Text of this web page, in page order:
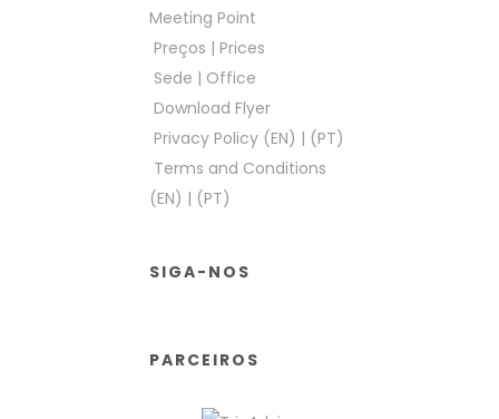
Meeting Point
Preços | Prices
Sede | Office
Download Flyer
Privacy Policy (EN) | (PT)
Terms and Conditions
(EN) | (PT)
SIGA-NOS
PARCEIROS